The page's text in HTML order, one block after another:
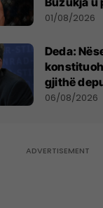
anti-
01/08/2026
Deda:
gjithë
bëjnë
06/08/2026